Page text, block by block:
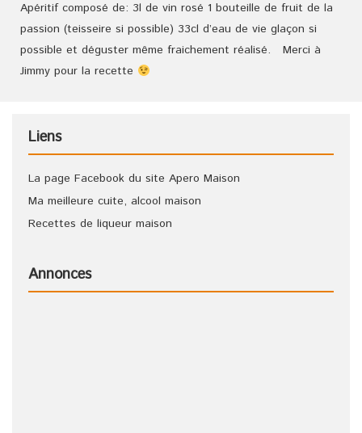
Apéritif composé de: 3l de vin rosé 1 bouteille de fruit de la
passion (teisseire si possible) 33cl d’eau de vie glaçon si
possible et déguster même fraichement réalisé. Merci à
Jimmy pour la recette
Liens
La page Facebook du site Apero Maison
Ma meilleure cuite, alcool maison
Recettes de liqueur maison
Annonces